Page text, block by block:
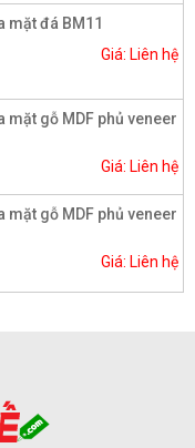
mặt đá BM11
Giá: Liên hệ
gỗ MDF phủ veneer
Giá: Liên hệ
gỗ MDF phủ veneer
Giá: Liên hệ